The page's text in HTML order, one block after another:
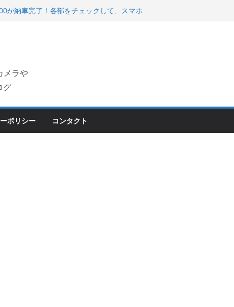
が納車完了！各部をチェックして、スマホ
るさと納税で KGR HARMONY 南部鉄器エ
フロントISSサスの動きが判ったらコーナ
た
メラや
グ
ポリシー コンタクト